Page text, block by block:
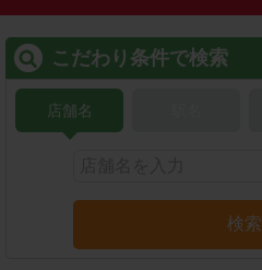
こだわり条件で検索
店舗名
検索